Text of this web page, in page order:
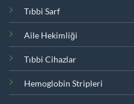
Tıbbi Sarf
Aile Hekimliği
Tıbbi Cihazlar
Hemoglobin Stripleri